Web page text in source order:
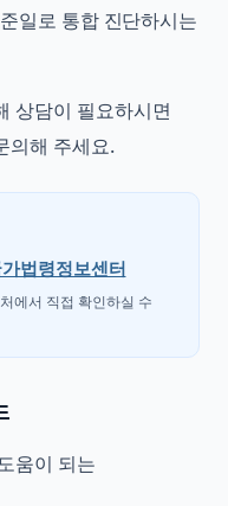
일로 통합 진단하시는
상담이 필요하시면
의해 주세요.
법령정보센터
에서 직접 확인하실 수
움이 되는